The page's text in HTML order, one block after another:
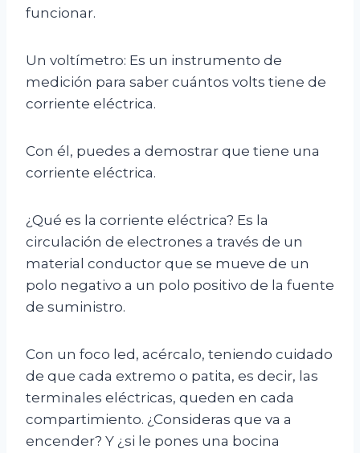
funcionar.
Un voltímetro: Es un instrumento de
medición para saber cuántos volts tiene de
corriente eléctrica.
Con él, puedes a demostrar que tiene una
corriente eléctrica.
¿Qué es la corriente eléctrica? Es la
circulación de electrones a través de un
material conductor que se mueve de un
polo negativo a un polo positivo de la fuente
de suministro.
Con un foco led, acércalo, teniendo cuidado
de que cada extremo o patita, es decir, las
terminales eléctricas, queden en cada
compartimiento. ¿Consideras que va a
encender? Y ¿si le pones una bocina